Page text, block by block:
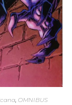
, OMNIBUS